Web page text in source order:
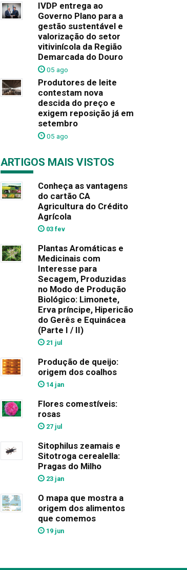
IVDP entrega ao
Governo Plano para a
gestão sustentável e
valorização do setor
vitivinícola da Região
Demarcada do Douro
05 ago
Produtores de leite
contestam nova
descida do preço e
exigem reposição já em
setembro
05 ago
ARTIGOS MAIS VISTOS
Conheça as vantagens
do cartão CA
Agricultura do Crédito
Agrícola
03 fev
Plantas Aromáticas e
Medicinais com
Interesse para
Secagem, Produzidas
no Modo de Produção
Biológico: Limonete,
Erva príncipe, Hipericão
do Gerês e Equinácea
(Parte I / II)
21 jul
Produção de queijo:
origem dos coalhos
14 jan
Flores comestíveis:
rosas
27 jul
Sitophilus zeamais e
Sitotroga cerealella:
Pragas do Milho
23 jan
O mapa que mostra a
origem dos alimentos
que comemos
19 jun